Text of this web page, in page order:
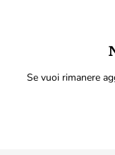
Se vuoi rimanere